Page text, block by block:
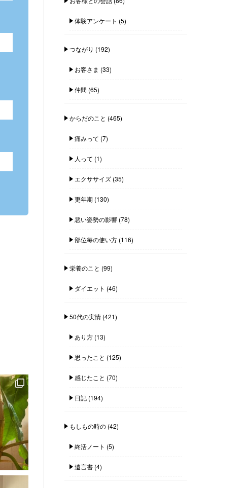
体験アンケート (5)
つながり (192)
お客さま (33)
仲間 (65)
からだのこと (465)
痛みって (7)
人って (1)
エクササイズ(35)
更年期 (130)
悪い姿勢の影響(78)
部位毎の使い方(116)
栄養のこと (99)
ダイエット (46)
50代の実情(421)
あり方(13)
思ったこと (125)
感じたこと (70)
日記(194)
もしもの時の(42)
終活ノート (5)
遺言書(4)